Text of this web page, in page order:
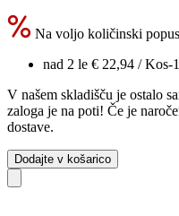
Na voljo količinski
nad 2 le € 22,94 / Kos-
V našem skladišču je ostalo
zaloga je na poti! Če je
dostave.
Dodajte v košarico